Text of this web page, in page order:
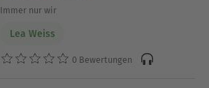
Immer nur wir
Lea Weiss
0 Bewertungen